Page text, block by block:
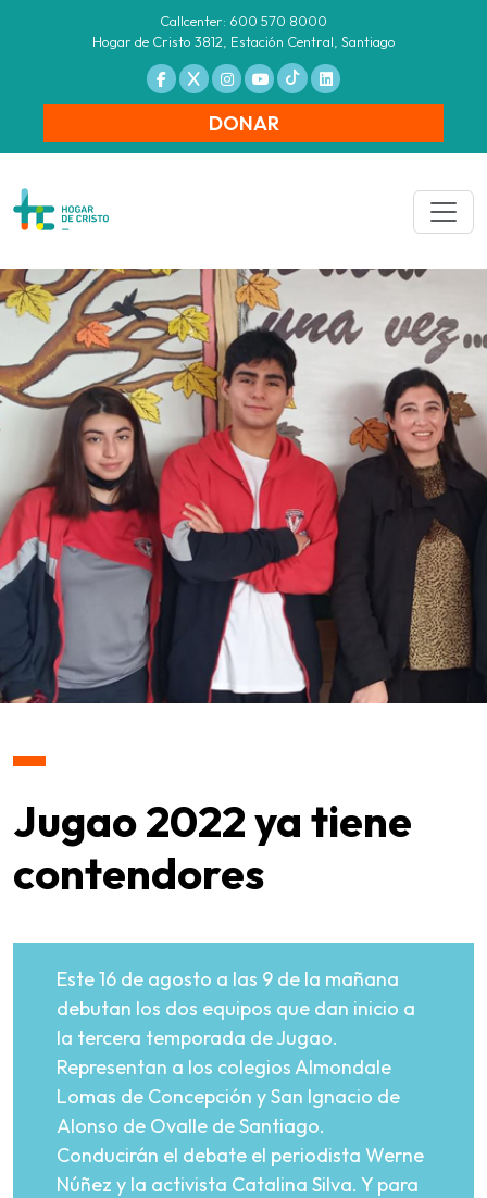
Callcenter: 600 570 8000
Hogar de Cristo 3812, Estación Central, Santiago
DONAR
Jugao 2022 ya tiene
contendores
Este 16 de agosto a las 9 de la mañana
debutan los dos equipos que dan inicio a
la tercera temporada de Jugao.
Representan a los colegios Almondale
Lomas de Concepción y San Ignacio de
Alonso de Ovalle de Santiago.
Conducirán el debate el periodista Werne
Núñez y la activista Catalina Silva. Y para